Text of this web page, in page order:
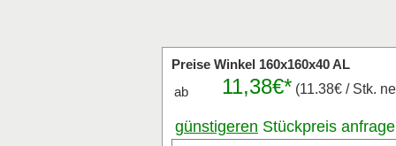
Preise Winkel 160x160x40 AL
ab 11,38€* (11.38€ / Stk.
günstigeren Stückpreis